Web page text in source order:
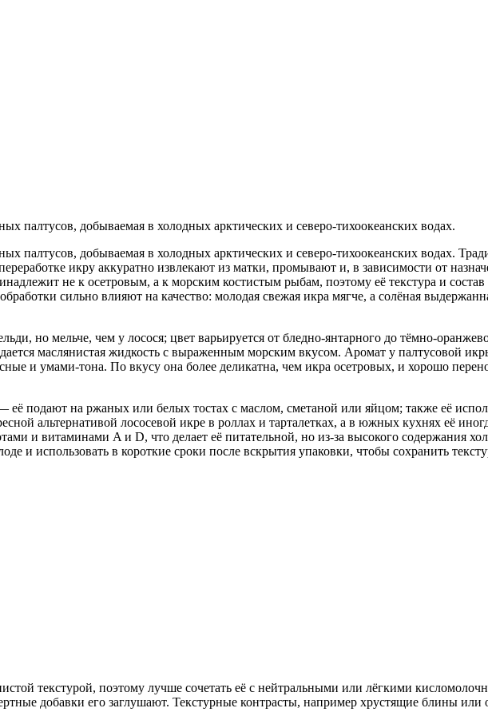
добываемая в холодных арктических и северо-тихоокеанских водах.
палтусов, добываемая в холодных арктических и северо-тихоокеанских водах.
икру аккуратно извлекают из матки, промывают и, в зависимости от
не к осетровым, а к морским костистым рыбам, поэтому её текстура и состав
сильно влияют на качество: молодая свежая икра мягче, а солёная
но мельче, чем у лосося; цвет варьируется от бледно-янтарного до тёмно-
маслянистая жидкость с выраженным морским вкусом. Аромат у палтусовой
и умами-тона. По вкусу она более деликатна, чем икра осетровых, и хорошо
её подают на ржаных или белых тостах с маслом, сметаной или яйцом; также её
альтернативой лососевой икре в роллах и тарталетках, а в южных кухнях её
и витаминами A и D, что делает её питательной, но из-за высокого содержания
и использовать в короткие сроки после вскрытия упаковки, чтобы сохранить
текстурой, поэтому лучше сочетать её с нейтральными или лёгкими
добавки его заглушают. Текстурные контрасты, например хрустящие блины или